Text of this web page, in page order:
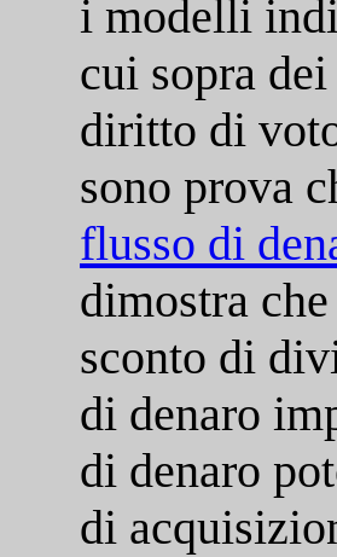
i modelli
cui sopra
diritto di
sono prova
flusso di
dimostra
sconto di
di denaro
di denaro
di